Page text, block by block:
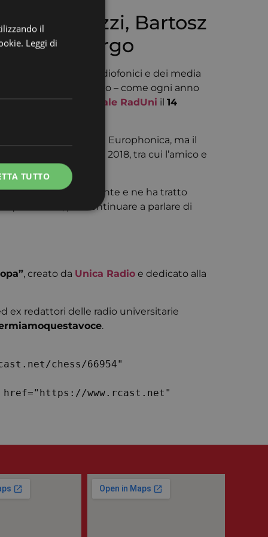
Megalizzi, Bartosz
Strasburgo
degli operatori radiofonici e dei media
realizzeranno – come ogni anno
delcircuito nazionale RadUni il 14
e caporedattore di Europhonica, ma il
l’11 dicembre 2018, tra cui l’amico e
storie successivamente e ne ha tratto
questi anni, per continuare a parlare di
, creato da Unica Radio e dedicato alla
ex redattori delle radio universitarie
.
il
Leggi di
TUTTO
Script.com per
È
funzioni